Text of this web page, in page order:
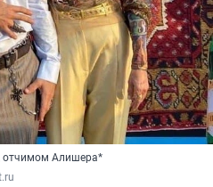
отчимом Алишера*